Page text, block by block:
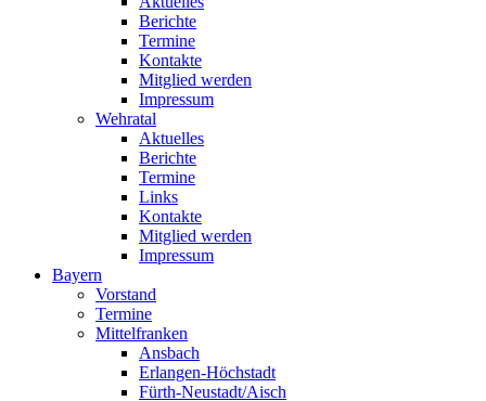
Berichte
Termine
Kontakte
Mitglied werden
Impressum
Wehratal
Aktuelles
Berichte
Termine
Links
Kontakte
Mitglied werden
Impressum
Bayern
Vorstand
Termine
Mittelfranken
Ansbach
Erlangen-Höchstadt
Fürth-Neustadt/Aisch